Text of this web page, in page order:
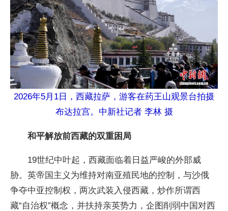
2026年5月1日，西藏拉萨，游客在药王山观景台拍摄
布达拉宫。中新社记者 李林 摄
和平解放前西藏的双重困局
19世纪中叶起，西藏面临着日益严峻的外部威
胁。英帝国主义为维持对南亚殖民地的控制，与沙俄
争夺中亚控制权，两次武装入侵西藏，炒作所谓西
藏“自治权”概念，并扶持亲英势力，企图削弱中国对西